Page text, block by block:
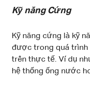
Kỹ năng Cứng
Kỹ năng cứng là kỹ
được trong quá trình
trên thực tế. Ví dụ
hệ thống ống nước